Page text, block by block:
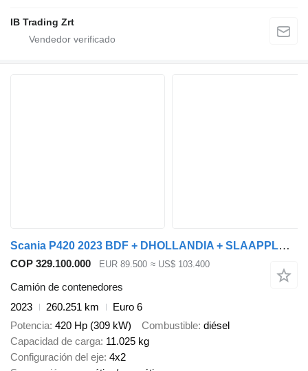
IB Trading Zrt
Scania P420 2023 BDF + DHOLLANDIA + SLAAPPLAATS
COP 329.100.000 EUR 89.500 ≈ US$ 103.400
Camión de contenedores
2023
260.251 km
Euro 6
Potencia 420 Hp (309 kW) Combustible diésel
Capacidad de carga 11.025 kg
Configuración del eje 4x2